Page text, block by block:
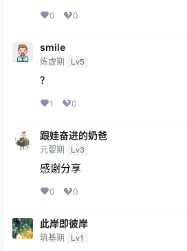
0 0
smile
练虚期 Lv5
?
1 0
跟娃奋进的奶爸
元婴期 Lv3
感谢分享
0 0
此岸即彼岸
筑基期 Lv1